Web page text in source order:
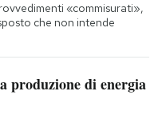
«commisurati»,
che non intende
produzione di energia